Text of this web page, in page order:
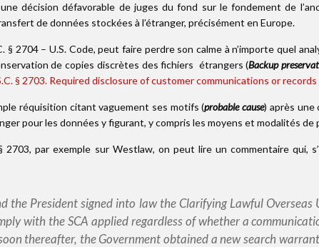
décision défavorable de juges du fond sur le fondement de
de données stockées à l’étranger, précisément en Europe.
2704 – U.S. Code, peut faire perdre son calme à n’importe quel
de copies discrètes des fichiers étrangers (Backup
§ 2703. Required disclosure of customer communications or records
réquisition citant vaguement ses motifs (probable cause) après une
pour les données y figurant, y compris les moyens et modalités de
par exemple sur Westlaw, on peut lire un commentaire qui,
the President signed into law the Clarifying Lawful Overseas
with the SCA applied regardless of whether a
thereafter, the Government obtained a new search